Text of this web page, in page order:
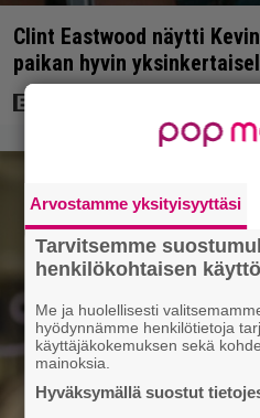
Clint Eastwood näytti
paikan hyvin
Arvostamme yksityisyyttäsi
Tarvitsemme
henkilökohtaisen
Me ja huolellisesti
hyödynnämme henkilötietoja
käyttäjäkokemuksen sekä
mainoksia.
Hyväksymällä suostut